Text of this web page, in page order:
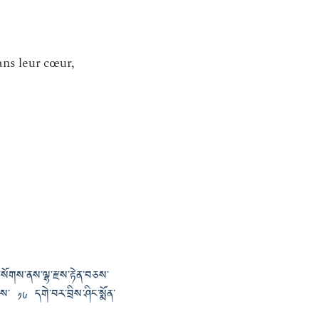
leur cœur,
༡༦ དགེ་བར་བྲིས་ཤིང་སྨོན་